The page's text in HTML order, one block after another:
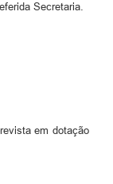
Secretaria.
em dotação